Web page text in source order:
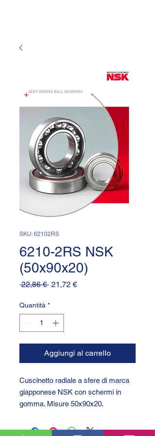
SKU: 62102RS
6210-2RS NSK
(50x90x20)
22,86 € Prezzo
21,72 €Prezzo
Quantità *
Aggiungi al carrello
Cuscinetto radiale a sfere di marca
giapponese NSK con schermi in
gomma. Misure 50x90x20.